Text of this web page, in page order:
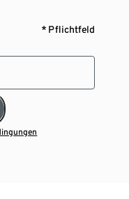
* Pflichtfeld